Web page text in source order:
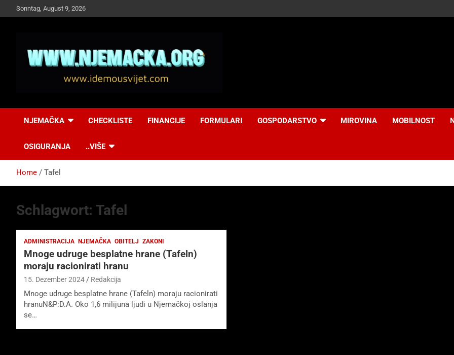
to
Sonntag, August 9, 2026
Idemo u Svijet-
NJEMAČKA CHECKLISTE FINANCIJE FORMULARI GOSPODARSTVO MIROVINA MOBILNOST
OSIGURANJA ..VIŠE
Home Tafel
Schlagwort: Tafel
ADMINISTRACIJA NJEMAČKA OBITELJ ZAKONI
Mnoge udruge besplatne hrane (Tafeln)
moraju racionirati hranu
15. Dezember 2024 Redakcija
Mnoge udruge besplatne hrane (Tafeln) moraju racionirati
hranuN&P:D.A. Oko 1,6 milijuna ljudi u Njemačkoj oslanja
se…